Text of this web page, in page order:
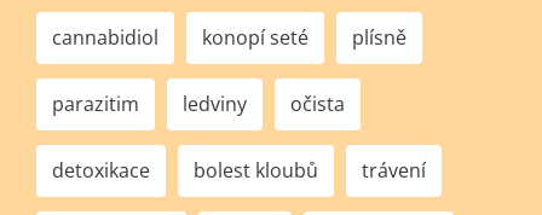
cannabidiol konopí seté plísně
parazitim ledviny očista
detoxikace bolest kloubů trávení